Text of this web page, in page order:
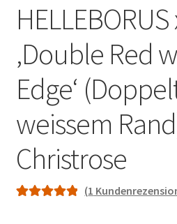
‚Double Red
Edge‘
weissem
Christrose
(1